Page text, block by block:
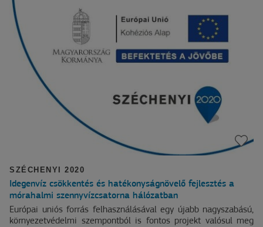
SZÉCHENYI 2020
Idegenvíz csökkentés és hatékonyságnövelő fejlesztés a
mórahalmi szennyvízcsatorna hálózatban
Európai uniós forrás felhasználásával egy újabb nagyszabású,
környezetvédelmi szempontból is fontos projekt valósul meg